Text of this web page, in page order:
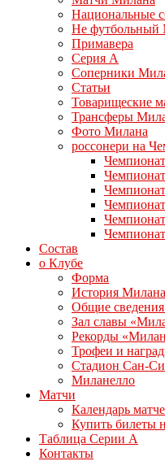
Национальные
Не футбольный
Примавера
Серия А
Соперники
Статьи
Товарищеские
Трансферы
Фото Милана
россонери на
Состав
о Клубе
Форма
История Милана
Общие
Зал славы
Рекорды
Трофеи и
Стадион Сан-
Миланелло
Матчи
Календарь
Купить билеты
Таблица Серии А
Контакты